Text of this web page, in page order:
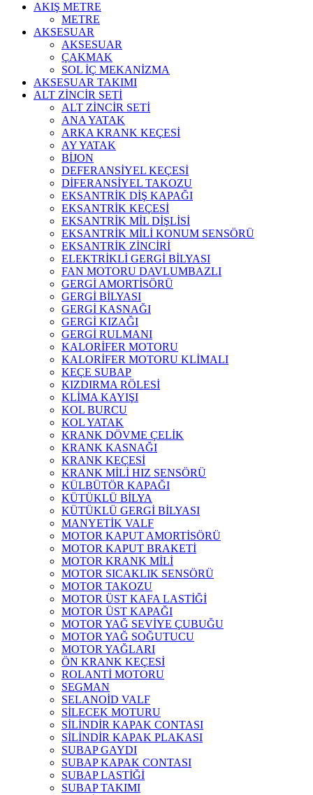
AKIŞ METRE
METRE
AKSESUAR
AKSESUAR
ÇAKMAK
SOL İÇ MEKANİZMA
AKSESUAR TAKIMI
ALT ZİNCİR SETİ
ALT ZİNCİR SETİ
ANA YATAK
ARKA KRANK KEÇESİ
AY YATAK
BİJON
DEFERANSİYEL KEÇESİ
DİFERANSİYEL TAKOZU
EKSANTRİK DİŞ KAPAĞI
EKSANTRİK KEÇESİ
EKSANTRİK MİL DİŞLİSİ
EKSANTRİK MİLİ KONUM SENSÖRÜ
EKSANTRİK ZİNCİRİ
ELEKTRİKLİ GERGİ BİLYASI
FAN MOTORU DAVLUMBAZLI
GERGİ AMORTİSÖRÜ
GERGİ BİLYASI
GERGİ KASNAĞI
GERGİ KIZAĞI
GERGİ RULMANI
KALORİFER MOTORU
KALORİFER MOTORU KLİMALI
KEÇE SUBAP
KIZDIRMA RÖLESİ
KLİMA KAYIŞI
KOL BURCU
KOL YATAK
KRANK DÖVME ÇELİK
KRANK KASNAĞI
KRANK KEÇESİ
KRANK MİLİ HIZ SENSÖRÜ
KÜLBÜTÖR KAPAĞI
KÜTÜKLÜ BİLYA
KÜTÜKLÜ GERGİ BİLYASI
MANYETİK VALF
MOTOR KAPUT AMORTİSÖRÜ
MOTOR KAPUT BRAKETİ
MOTOR KRANK MİLİ
MOTOR SICAKLIK SENSÖRÜ
MOTOR TAKOZU
MOTOR ÜST KAFA LASTİĞİ
MOTOR ÜST KAPAĞI
MOTOR YAĞ SEVİYE ÇUBUĞU
MOTOR YAĞ SOĞUTUCU
MOTOR YAĞLARI
ÖN KRANK KEÇESİ
ROLANTİ MOTORU
SEGMAN
SELANOİD VALF
SİLECEK MOTURU
SİLİNDİR KAPAK CONTASI
SİLİNDİR KAPAK PLAKASI
SUBAP GAYDI
SUBAP KAPAK CONTASI
SUBAP LASTİĞİ
SUBAP TAKIMI